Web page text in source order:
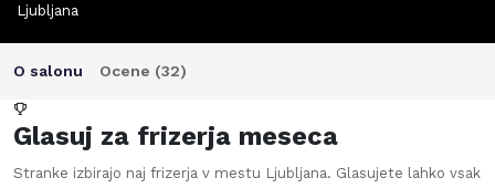
Ljubljana
O salonu Ocene (32)
Glasuj za frizerja meseca
Stranke izbirajo naj frizerja v mestu Ljubljana. Glasujete lahko vsak